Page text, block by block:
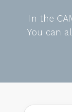
In the
You can